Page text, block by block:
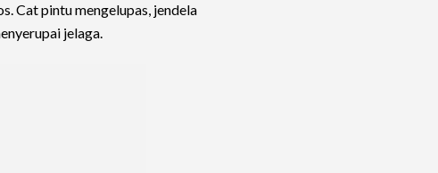
Cat pintu mengelupas, jendela
jelaga.